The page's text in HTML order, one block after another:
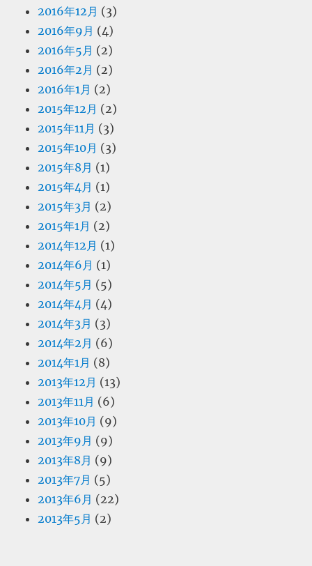
2016年12月 (3)
2016年9月 (4)
2016年5月 (2)
2016年2月 (2)
2016年1月 (2)
2015年12月 (2)
2015年11月 (3)
2015年10月 (3)
2015年8月 (1)
2015年4月 (1)
2015年3月 (2)
2015年1月 (2)
2014年12月 (1)
2014年6月 (1)
2014年5月 (5)
2014年4月 (4)
2014年3月 (3)
2014年2月 (6)
2014年1月 (8)
2013年12月 (13)
2013年11月 (6)
2013年10月 (9)
2013年9月 (9)
2013年8月 (9)
2013年7月 (5)
2013年6月 (22)
2013年5月 (2)